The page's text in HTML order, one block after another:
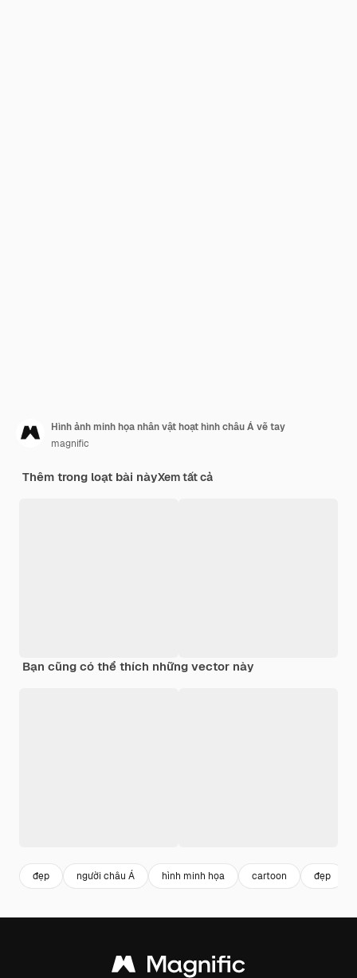
Hình ảnh minh họa nhân vật hoạt hình châu Á vẽ tay
magnific
Thêm trong loạt bài nàyXem tất cả
Bạn cũng có thể thích những vector này
đẹp người châu Á hình minh họa cartoon đẹp